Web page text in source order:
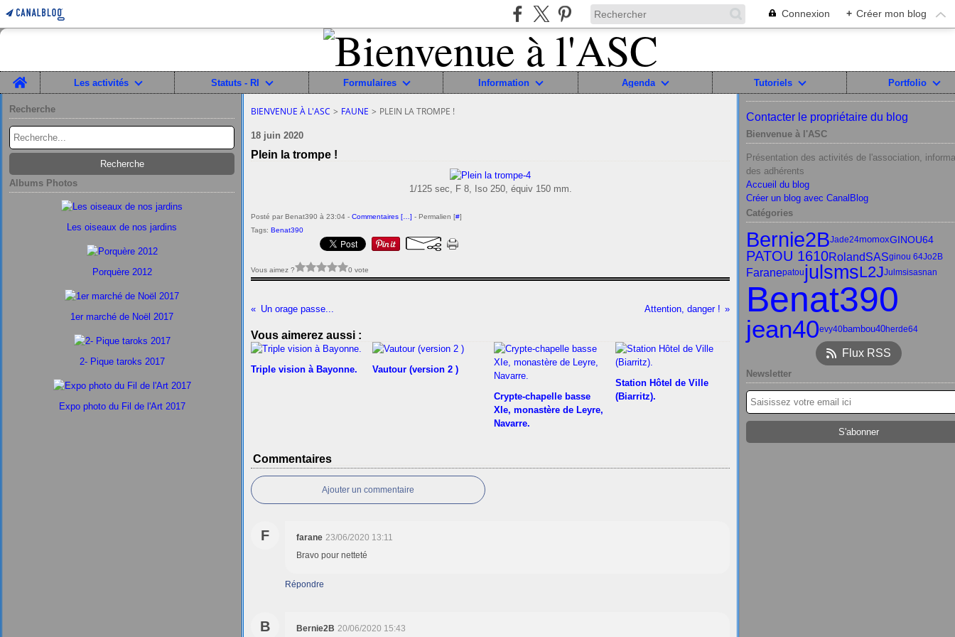
Connexion + Créer mon blog
Home
Les activités Statuts - RI Formulaires Information Agenda Tutoriels Portfolio
Recherche
Albums Photos
Les oiseaux de nos jardins
Porquère 2012
1er marché de Noël 2017
2- Pique taroks 2017
Expo photo du Fil de l'Art 2017
BIENVENUE À L'ASC > FAUNE > PLEIN LA TROMPE !
18 juin 2020
Plein la trompe !
1/125 sec, F 8, Iso 250, équiv 150 mm.
Posté par Benat390 à 23:04 - Commentaires [ ] - Permalien [#]
Tags: Benat390
Vous aimez ? 0 vote
Un orage passe... Attention, danger !
Vous aimerez aussi :
Triple vision à Bayonne. Vautour (version 2 )
Crypte-chapelle basse
XIe, monastère de Leyre,
Navarre.
Station Hôtel de Ville
(Biarritz).
Commentaires
Ajouter un commentaire
F farane 23/06/2020 13:11
Bravo pour netteté
Répondre
B Bernie2B 20/06/2020 15:43
Contacter le propriétaire du blog
Bienvenue à l'ASC
Présentation des activités de l'association,
des adhérents
Accueil du blog
Créer un blog avec CanalBlog
Catégories
Bernie2BJade24momoxGINOU64
PATOU 1610RolandSASginou 64Jo2B
FaranepatoujulsmsL2JJulmsisasnan
Benat390
jean40evy40bambou40herde64
Flux RSS
Newsletter